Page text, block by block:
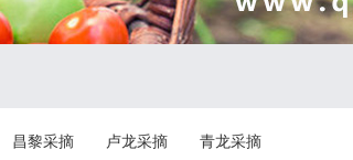
昌黎采摘 卢龙采摘 青龙采摘